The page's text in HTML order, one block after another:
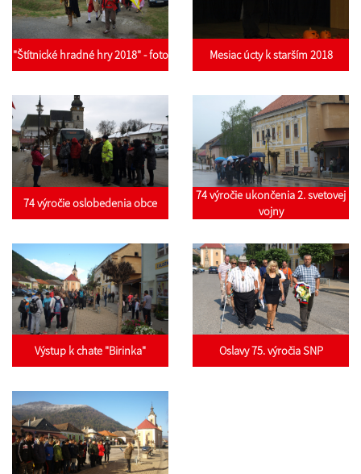
"Štítnické hradné hry 2018" - foto Mesiac úcty k starším 2018
74 výročie oslobedenia obce
74 výročie ukončenia 2. svetovej
vojny
Výstup k chate "Birinka" Oslavy 75. výročia SNP